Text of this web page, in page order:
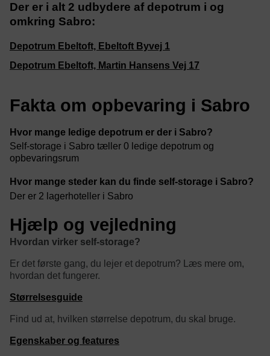
Der er i alt 2 udbydere af depotrum i og
omkring Sabro:
Depotrum Ebeltoft, Ebeltoft Byvej 1
Depotrum Ebeltoft, Martin Hansens Vej 17
Fakta om opbevaring i Sabro
Hvor mange ledige depotrum er der i Sabro?
Self-storage i Sabro tæller 0 ledige depotrum og
opbevaringsrum
Hvor mange steder kan du finde self-storage i Sabro?
Der er 2 lagerhoteller i Sabro
Hjælp og vejledning
Hvordan virker self-storage?
Er det første gang, du lejer et depotrum? Læs mere om,
hvordan det fungerer.
Størrelsesguide
Find ud at, hvilken størrelse depotrum, du skal bruge.
Egenskaber og features